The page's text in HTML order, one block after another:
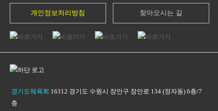
개인정보처리방침 찾아오시는 길
경기도체육회 16312 경기도 수원시 장안구 장안로 134 (정자동) 6층/7
층